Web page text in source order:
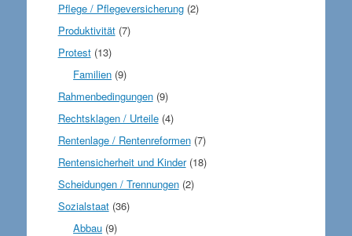
Pflege / Pflegeversicherung(2)
Produktivität(7)
Protest(13)
Familien (9)
Rahmenbedingungen(9)
Rechtsklagen / Urteile(4)
Rentenlage / Rentenreformen(7)
Rentensicherheit und Kinder(18)
Scheidungen / Trennungen(2)
Sozialstaat(36)
Abbau (9)